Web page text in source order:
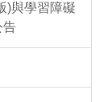
)與學習障礙
告